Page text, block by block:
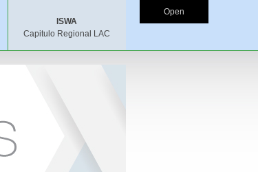
ISWA
Capitulo Regional LAC
Open